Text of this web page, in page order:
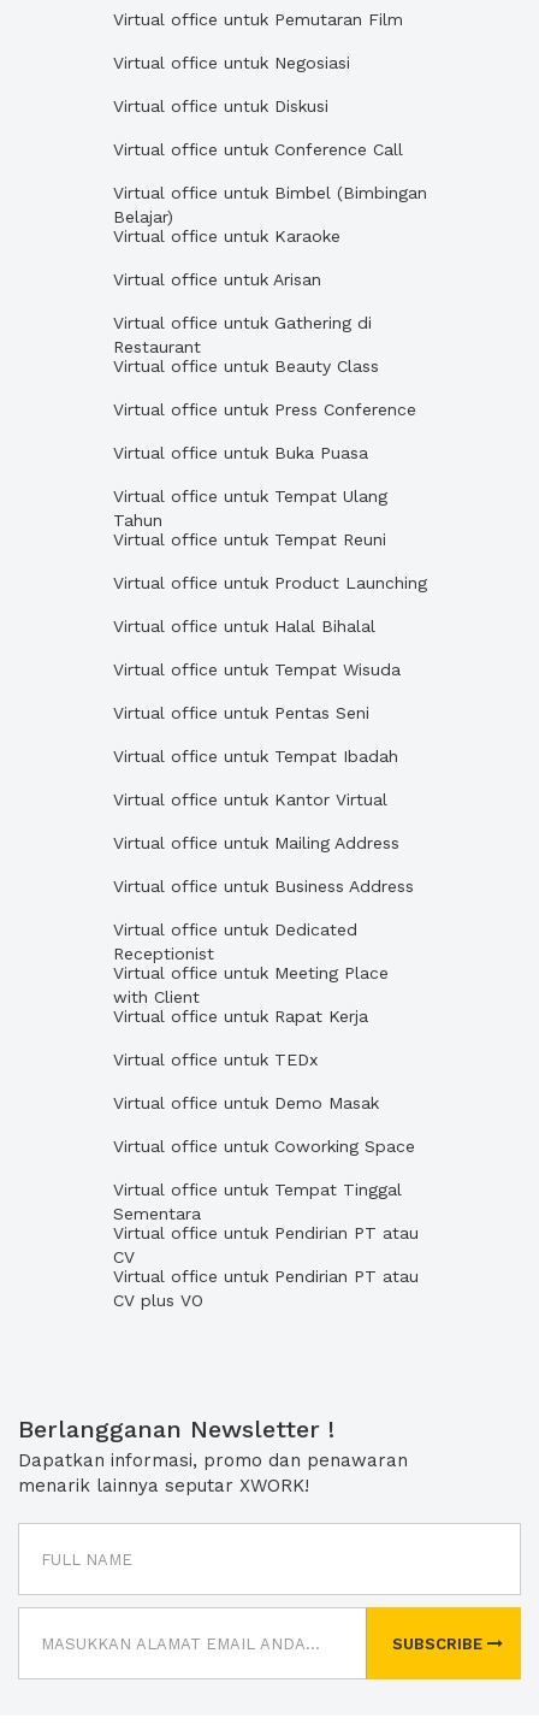
Virtual office untuk Pemutaran Film
Virtual office untuk Negosiasi
Virtual office untuk Diskusi
Virtual office untuk Conference Call
Virtual office untuk Bimbel (Bimbingan
Belajar)
Virtual office untuk Karaoke
Virtual office untuk Arisan
Virtual office untuk Gathering di
Restaurant
Virtual office untuk Beauty Class
Virtual office untuk Press Conference
Virtual office untuk Buka Puasa
Virtual office untuk Tempat Ulang
Tahun
Virtual office untuk Tempat Reuni
Virtual office untuk Product Launching
Virtual office untuk Halal Bihalal
Virtual office untuk Tempat Wisuda
Virtual office untuk Pentas Seni
Virtual office untuk Tempat Ibadah
Virtual office untuk Kantor Virtual
Virtual office untuk Mailing Address
Virtual office untuk Business Address
Virtual office untuk Dedicated
Receptionist
Virtual office untuk Meeting Place
with Client
Virtual office untuk Rapat Kerja
Virtual office untuk TEDx
Virtual office untuk Demo Masak
Virtual office untuk Coworking Space
Virtual office untuk Tempat Tinggal
Sementara
Virtual office untuk Pendirian PT atau
CV
Virtual office untuk Pendirian PT atau
CV plus VO
Berlangganan Newsletter !
Dapatkan informasi, promo dan penawaran
menarik lainnya seputar XWORK!
SUBSCRIBE